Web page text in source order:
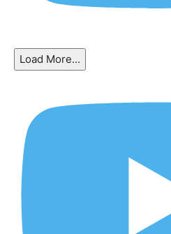
Load More...